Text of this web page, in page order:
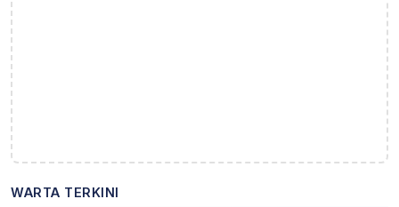
WARTA TERKINI